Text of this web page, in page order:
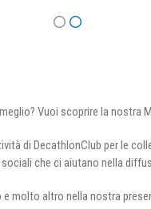
Vuoi scoprire la nostra
di DecathlonClub per le
che ci aiutano nella
e molto altro nella nostra